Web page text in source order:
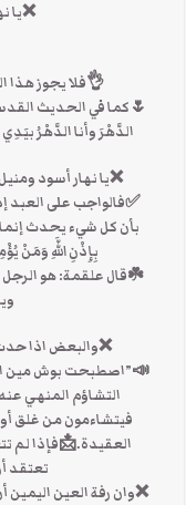
❌يا
👌فلا يجوز هذا
🌷كما في الحديث
الدَّهْرَ وأنا الدَّهْرُ
❌يا نهار أسود ومنيل ب 60 نيله عندما يأتي للإنسان
✅فالواجب على العبد
بأن كل شيء يحدث إنما
بِإِذْنِ اللَّهِ وَمَنْ
☘️قال علقمة: هو الرجل
❌والبعض اذا
📣”اصطبحت بوش مين
التشاؤم المنهي
فيتشاءمون من
العقيدة.📩فإذا لم
تعتقد
❌وان رفة العين اليمين